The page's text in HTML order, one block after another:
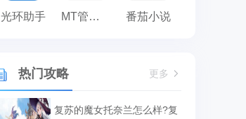
光环助手 MT管理器 番茄小说
热门攻略 更多
复苏的魔女托奈兰怎么样?复